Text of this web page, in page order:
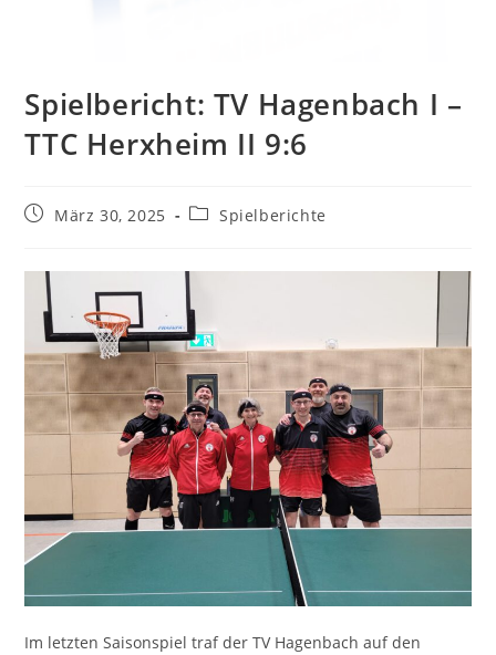
Spielbericht: TV Hagenbach I –
TTC Herxheim II 9:6
BeitragMärz 30, 2025
Beitrags-
Spielberichte
Im letzten Saisonspiel traf der TV Hagenbach auf den